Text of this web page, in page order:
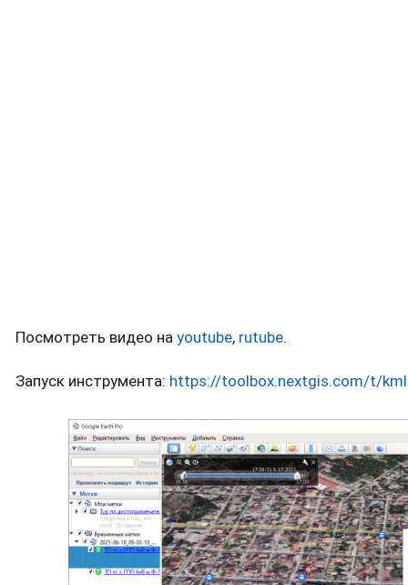
Посмотреть видео на youtube, rutube.
Запуск инструмента: https://toolbox.nextgis.com/t/